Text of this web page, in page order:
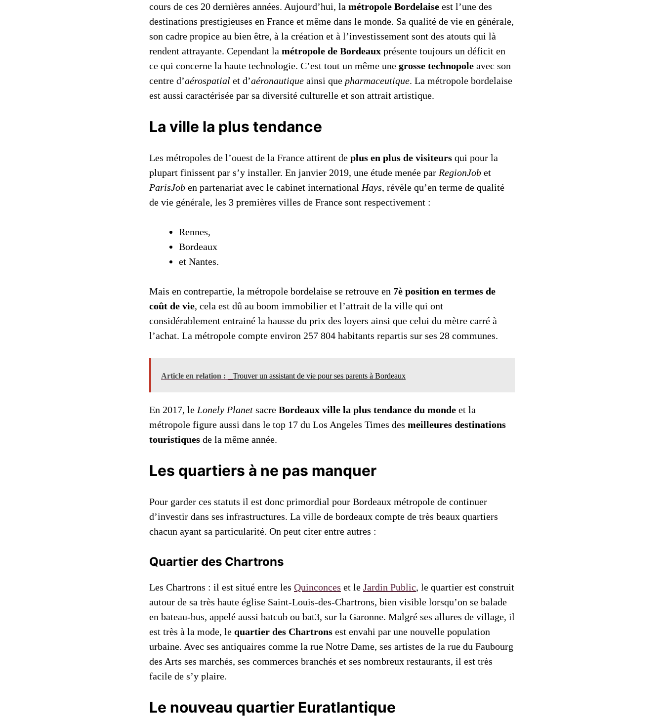
cours de ces 20 dernières années. Aujourd’hui, la métropole Bordelaise est l’une des
destinations prestigieuses en France et même dans le monde. Sa qualité de vie en générale,
son cadre propice au bien être, à la création et à l’investissement sont des atouts qui là
rendent attrayante. Cependant la métropole de Bordeaux présente toujours un déficit en
ce qui concerne la haute technologie. C’est tout un même une grosse technopole avec son
centre d’aérospatial et d’aéronautique ainsi que pharmaceutique. La métropole bordelaise
est aussi caractérisée par sa diversité culturelle et son attrait artistique.
La ville la plus tendance
Les métropoles de l’ouest de la France attirent de plus en plus de visiteurs qui pour la
plupart finissent par s’y installer. En janvier 2019, une étude menée par RegionJob et
ParisJob en partenariat avec le cabinet international Hays, révèle qu’en terme de qualité
de vie générale, les 3 premières villes de France sont respectivement :
Rennes,
Bordeaux
et Nantes.
Mais en contrepartie, la métropole bordelaise se retrouve en 7è position en termes de
coût de vie, cela est dû au boom immobilier et l’attrait de la ville qui ont
considérablement entrainé la hausse du prix des loyers ainsi que celui du mètre carré à
l’achat. La métropole compte environ 257 804 habitants repartis sur ses 28 communes.
Article en relation : Trouver un assistant de vie pour ses parents à Bordeaux
En 2017, le Lonely Planet sacre Bordeaux ville la plus tendance du monde et la
métropole figure aussi dans le top 17 du Los Angeles Times des meilleures destinations
touristiques de la même année.
Les quartiers à ne pas manquer
Pour garder ces statuts il est donc primordial pour Bordeaux métropole de continuer
d’investir dans ses infrastructures. La ville de bordeaux compte de très beaux quartiers
chacun ayant sa particularité. On peut citer entre autres :
Quartier des Chartrons
Les Chartrons : il est situé entre les Quinconces et le Jardin Public, le quartier est construit
autour de sa très haute église Saint-Louis-des-Chartrons, bien visible lorsqu’on se balade
en bateau-bus, appelé aussi batcub ou bat3, sur la Garonne. Malgré ses allures de village, il
est très à la mode, le quartier des Chartrons est envahi par une nouvelle population
urbaine. Avec ses antiquaires comme la rue Notre Dame, ses artistes de la rue du Faubourg
des Arts ses marchés, ses commerces branchés et ses nombreux restaurants, il est très
facile de s’y plaire.
Le nouveau quartier Euratlantique